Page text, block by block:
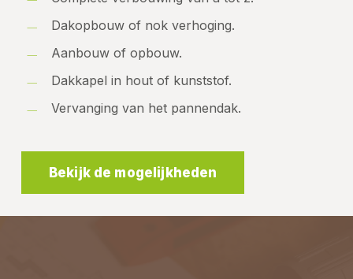
Dakopbouw of nok verhoging.
Aanbouw of opbouw.
Dakkapel in hout of kunststof.
Vervanging van het pannendak.
Bekijk de mogelijkheden